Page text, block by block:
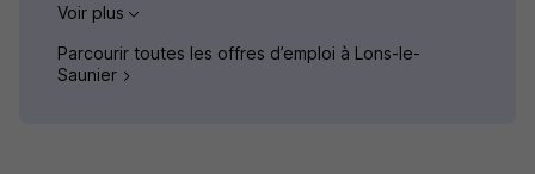
Voir plus
Parcourir toutes les offres d’emploi à Lons-le-
Saunier